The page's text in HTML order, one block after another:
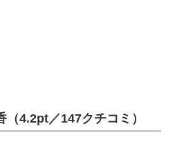
4.2pt／147クチコミ）